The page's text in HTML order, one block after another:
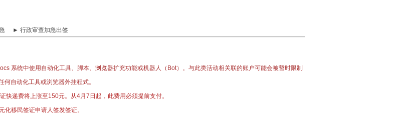
► 行政审查加急出签
系统中使用自动化工具、脚本、浏览器扩充功能或机器人（Bot）。与此类活动相关联的账户可能会被暂时限制
自动化工具或浏览器外挂程式。
快递费将上涨至150元。
​从4月7日起，此费用必须提前支付。
化移民签证申请人签发签证。